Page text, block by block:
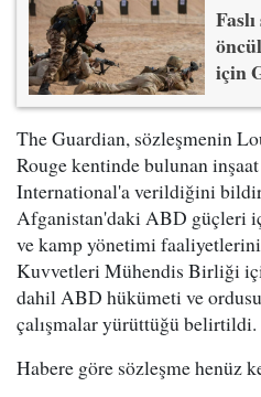
için
The Guardian, sözleşmenin
Rouge kentinde bulunan
International'a verildiğini
Afganistan'daki ABD güçleri
ve kamp yönetimi
Kuvvetleri Mühendis Birliği
dahil ABD hükümeti ve
çalışmalar yürüttüğü belirtildi.
Habere göre sözleşme henüz